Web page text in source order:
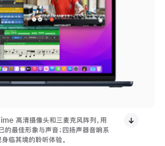
高清摄像头和三麦克风阵列，用
的最佳形象与声音；四扬声器音响系
临其境的聆听体验。